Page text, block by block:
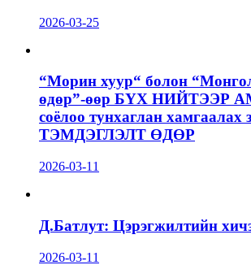
2026-03-25
“Морин хуур“ болон
өдөр”-өөр БҮХ НИЙТЭЭР
соёлоо тунхаглан хамгаалах
ТЭМДЭГЛЭЛТ ӨДӨР
2026-03-11
Д.Батлут: Цэрэгжилтийн
2026-03-11